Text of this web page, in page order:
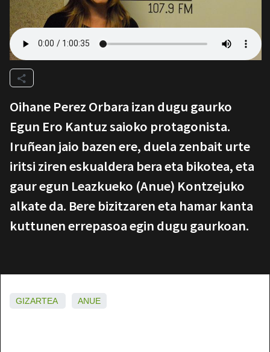
Oihane Perez Orbara izan dugu gaurko
Egun Ero Kantuz saioko protagonista.
Iruñean jaio bazen ere, duela zenbait urte
iritsi ziren eskualdera bera eta bikotea, eta
gaur egun Leazkueko (Anue) Kontzejuko
alkate da. Bere bizitzaren eta hamar kanta
kuttunen errepasoa egin dugu gaurkoan.
GIZARTEA ANUE